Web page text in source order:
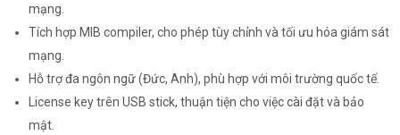
mạng.
Tích hợp MIB compiler, cho phép tùy chỉnh và tối ưu hóa giám sát
mạng.
Hỗ trợ đa ngôn ngữ (Đức, Anh), phù hợp với môi trường quốc tế.
License key trên USB stick, thuận tiện cho việc cài đặt và bảo
mật.